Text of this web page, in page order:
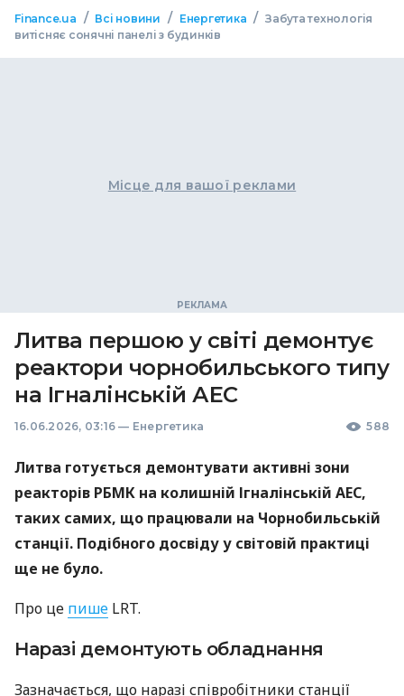
Finance.ua / Всі новини / Енергетика / Забута технологія
витісняє сонячні панелі з будинків
Місце для вашої реклами
Литва першою у світі демонтує
реактори чорнобильського типу
на Ігналінській АЕС
16.06.2026, 03:16 — Енергетика 588
Литва готується демонтувати активні зони
реакторів РБМК на колишній Ігналінській АЕС,
таких самих, що працювали на Чорнобильській
станції. Подібного досвіду у світовій практиці
ще не було.
Про це пише LRT.
Наразі демонтують обладнання
Зазначається, що наразі співробітники станції